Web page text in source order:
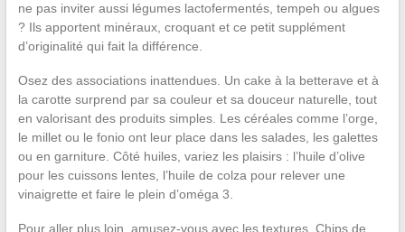
ne pas inviter aussi légumes lactofermentés, tempeh ou algues
? Ils apportent minéraux, croquant et ce petit supplément
d’originalité qui fait la différence.
Osez des associations inattendues. Un cake à la betterave et à
la carotte surprend par sa couleur et sa douceur naturelle, tout
en valorisant des produits simples. Les céréales comme l’orge,
le millet ou le fonio ont leur place dans les salades, les galettes
ou en garniture. Côté huiles, variez les plaisirs : l’huile d’olive
pour les cuissons lentes, l’huile de colza pour relever une
vinaigrette et faire le plein d’oméga 3.
Pour aller plus loin, amusez-vous avec les textures. Chips de